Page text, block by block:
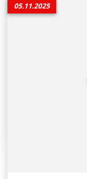
05.11.2025